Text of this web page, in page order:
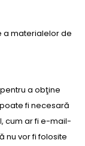
a materialelor de
a obţine
fi necesară
cum ar fi e-mail-
nu vor fi folosite